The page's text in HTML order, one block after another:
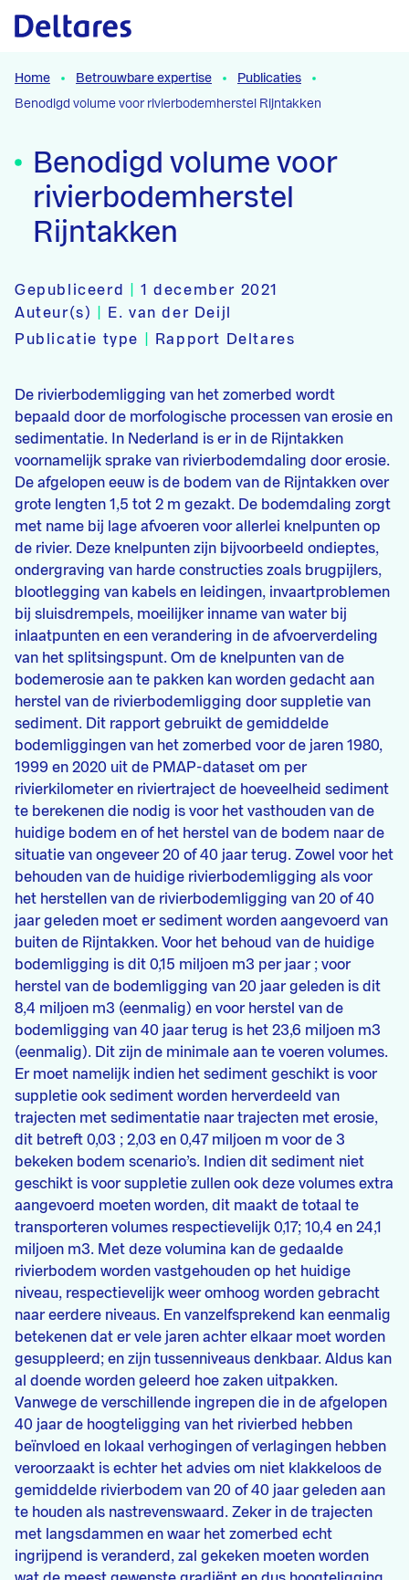
Naar hoofdcontent
Home Betrouwbare expertise
Publicaties
Benodigd volume voor rivierbodemherstel Rijntakken
Benodigd volume voor
rivierbodemherstel
Rijntakken
Gepubliceerd |1 december 2021
Auteur(s)
E. van der Deijl
Publicatie type
Rapport Deltares
De rivierbodemligging van het zomerbed wordt
bepaald door de morfologische processen van erosie en
sedimentatie. In Nederland is er in de Rijntakken
voornamelijk sprake van rivierbodemdaling door erosie.
De afgelopen eeuw is de bodem van de Rijntakken over
grote lengten 1,5 tot 2 m gezakt. De bodemdaling zorgt
met name bij lage afvoeren voor allerlei knelpunten op
de rivier. Deze knelpunten zijn bijvoorbeeld ondieptes,
ondergraving van harde constructies zoals brugpijlers,
blootlegging van kabels en leidingen, invaartproblemen
bij sluisdrempels, moeilijker inname van water bij
inlaatpunten en een verandering in de afvoerverdeling
van het splitsingspunt. Om de knelpunten van de
bodemerosie aan te pakken kan worden gedacht aan
herstel van de rivierbodemligging door suppletie van
sediment. Dit rapport gebruikt de gemiddelde
bodemliggingen van het zomerbed voor de jaren 1980,
1999 en 2020 uit de PMAP-dataset om per
rivierkilometer en riviertraject de hoeveelheid sediment
te berekenen die nodig is voor het vasthouden van de
huidige bodem en of het herstel van de bodem naar de
situatie van ongeveer 20 of 40 jaar terug. Zowel voor het
behouden van de huidige rivierbodemligging als voor
het herstellen van de rivierbodemligging van 20 of 40
jaar geleden moet er sediment worden aangevoerd van
buiten de Rijntakken. Voor het behoud van de huidige
bodemligging is dit 0,15 miljoen m3 per jaar ; voor
herstel van de bodemligging van 20 jaar geleden is dit
8,4 miljoen m3 (eenmalig) en voor herstel van de
bodemligging van 40 jaar terug is het 23,6 miljoen m3
(eenmalig). Dit zijn de minimale aan te voeren volumes.
Er moet namelijk indien het sediment geschikt is voor
suppletie ook sediment worden herverdeeld van
trajecten met sedimentatie naar trajecten met erosie,
dit betreft 0,03 ; 2,03 en 0,47 miljoen m voor de 3
bekeken bodem scenario’s. Indien dit sediment niet
geschikt is voor suppletie zullen ook deze volumes extra
aangevoerd moeten worden, dit maakt de totaal te
transporteren volumes respectievelijk 0,17; 10,4 en 24,1
miljoen m3. Met deze volumina kan de gedaalde
rivierbodem worden vastgehouden op het huidige
niveau, respectievelijk weer omhoog worden gebracht
naar eerdere niveaus. En vanzelfsprekend kan eenmalig
betekenen dat er vele jaren achter elkaar moet worden
gesuppleerd; en zijn tussenniveaus denkbaar. Aldus kan
al doende worden geleerd hoe zaken uitpakken.
Vanwege de verschillende ingrepen die in de afgelopen
40 jaar de hoogteligging van het rivierbed hebben
beïnvloed en lokaal verhogingen of verlagingen hebben
veroorzaakt is echter het advies om niet klakkeloos de
gemiddelde rivierbodem van 20 of 40 jaar geleden aan
te houden als nastrevenswaard. Zeker in de trajecten
met langsdammen en waar het zomerbed echt
ingrijpend is veranderd, zal gekeken moeten worden